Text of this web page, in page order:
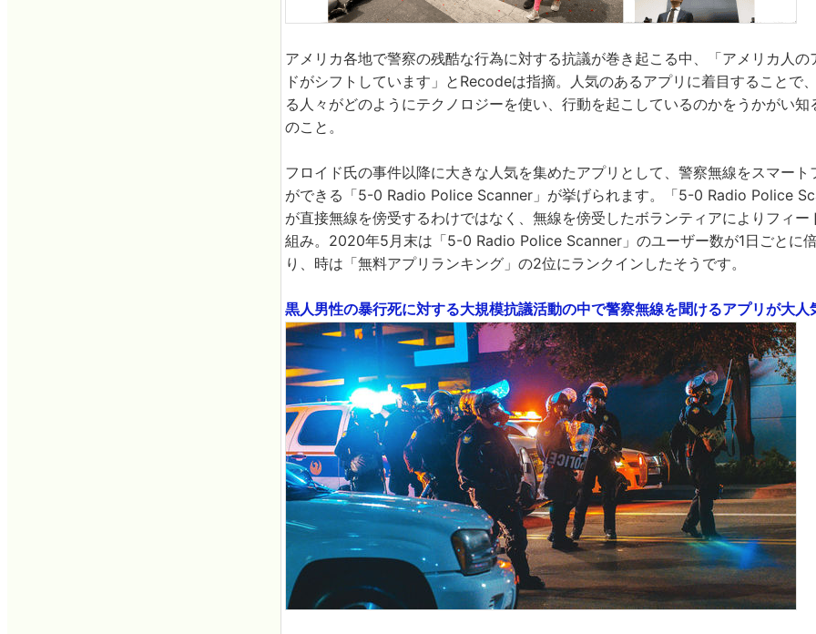
アメリカ各地で警察の残酷な行為に対する抗議が巻き起こる中、「アメリカ人の
ドがシフトしています」とRecodeは指摘。人気のあるアプリに着目することで
る人々がどのようにテクノロジーを使い、行動を起こしているのかをうかがい知
のこと。
フロイド氏の事件以降に大きな人気を集めたアプリとして、警察無線をスマート
ができる「5-0 Radio Police Scanner」が挙げられます。「5-0 Radio Police
が直接無線を傍受するわけではなく、無線を傍受したボランティアによりフィー
組み。2020年5月末は「5-0 Radio Police Scanner」のユーザー数が1日ごとに
り、時は「無料アプリランキング」の2位にランクインしたそうです。
黒人男性の暴行死に対する大規模抗議活動の中で警察無線を聞けるアプリが大